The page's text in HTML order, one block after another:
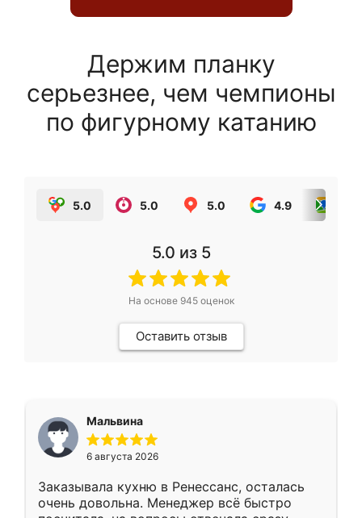
Держим планку
серьезнее, чем чемпионы
по фигурному катанию
5.0 5.0 5.0 4.9
5.0 из 5
На основе 945оценок
Оставить отзыв
Мальвина
6 августа 2026
Заказывала кухню в Ренессанс, осталась
очень довольна. Менеджер всё быстро